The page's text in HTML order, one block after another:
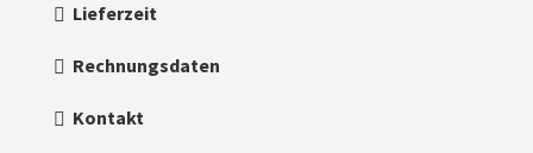
Lieferzeit
Rechnungsdaten
Kontakt